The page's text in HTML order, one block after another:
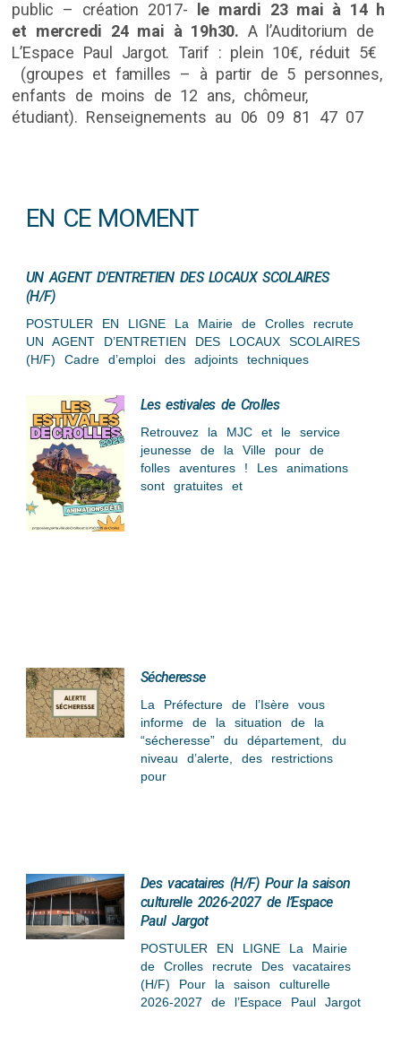
public – création 2017-
le mardi 23 mai à 14 h
et mercredi 24 mai à 19h30. A l’Auditorium de
L’Espace Paul Jargot. Tarif : plein 10€, réduit 5€
(groupes et familles – à partir de 5 personnes,
enfants de moins de 12 ans, chômeur,
étudiant). Renseignements au 06 09 81 47 07
EN CE MOMENT
UN AGENT D’ENTRETIEN DES LOCAUX SCOLAIRES
(H/F)
POSTULER EN LIGNE La Mairie de Crolles recrute
UN AGENT D’ENTRETIEN DES LOCAUX SCOLAIRES
(H/F) Cadre d’emploi des adjoints techniques
Les estivales de Crolles
Retrouvez la MJC et le service
jeunesse de la Ville pour de
folles aventures ! Les animations
sont gratuites et
Sécheresse
La Préfecture de l’Isère vous
informe de la situation de la
“sécheresse” du département, du
niveau d’alerte, des restrictions
pour
Des vacataires (H/F) Pour la saison
culturelle 2026-2027 de l’Espace
Paul Jargot
POSTULER EN LIGNE La Mairie
de Crolles recrute Des vacataires
(H/F) Pour la saison culturelle
2026-2027 de l’Espace Paul Jargot